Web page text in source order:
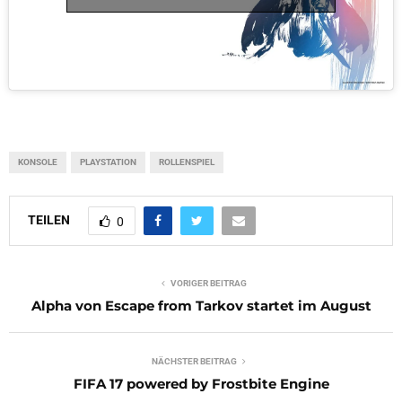
KONSOLE PLAYSTATION ROLLENSPIEL
TEILEN 0
VORIGER BEITRAG
Alpha von Escape from Tarkov startet im August
NÄCHSTER BEITRAG
FIFA 17 powered by Frostbite Engine